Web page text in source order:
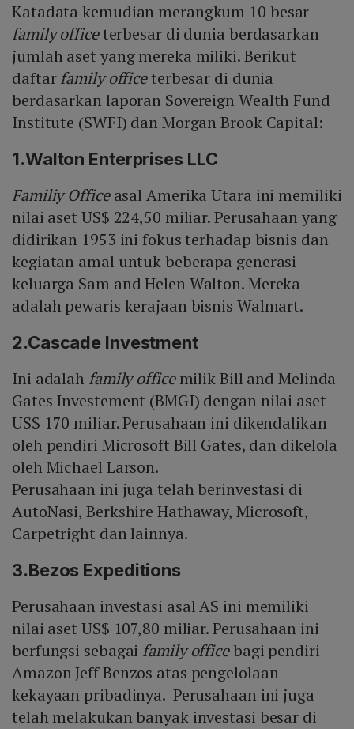
Katadata kemudian merangkum 10 besar
family officeterbesar di dunia berdasarkan
jumlah aset yang mereka miliki. Berikut
daftarfamily officeterbesar di dunia
berdasarkan laporan Sovereign Wealth Fund
Institute (SWFI) dan Morgan Brook Capital:
1.Walton Enterprises LLC
Familiy Officeasal Amerika Utara ini memiliki
nilai aset US$ 224,50 miliar. Perusahaan yang
didirikan 1953 ini fokus terhadap bisnis dan
kegiatan amal untuk beberapa generasi
keluarga Sam and Helen Walton. Mereka
adalah pewaris kerajaan bisnis Walmart.
2.Cascade Investment
Ini adalah family officemilik Bill and Melinda
Gates Investement (BMGI) dengan nilai aset
US$ 170 miliar. Perusahaan ini dikendalikan
oleh pendiri Microsoft Bill Gates, dan dikelola
oleh Michael Larson.
Perusahaan ini juga telah berinvestasi di
AutoNasi, Berkshire Hathaway, Microsoft,
Carpetright dan lainnya.
3.Bezos Expeditions
Perusahaan investasi asal AS ini memiliki
nilai aset US$ 107,80 miliar. Perusahaan ini
berfungsi sebagai family officebagi pendiri
Amazon Jeff Benzos atas pengelolaan
kekayaan pribadinya. Perusahaan ini juga
telah melakukan banyak investasi besar di